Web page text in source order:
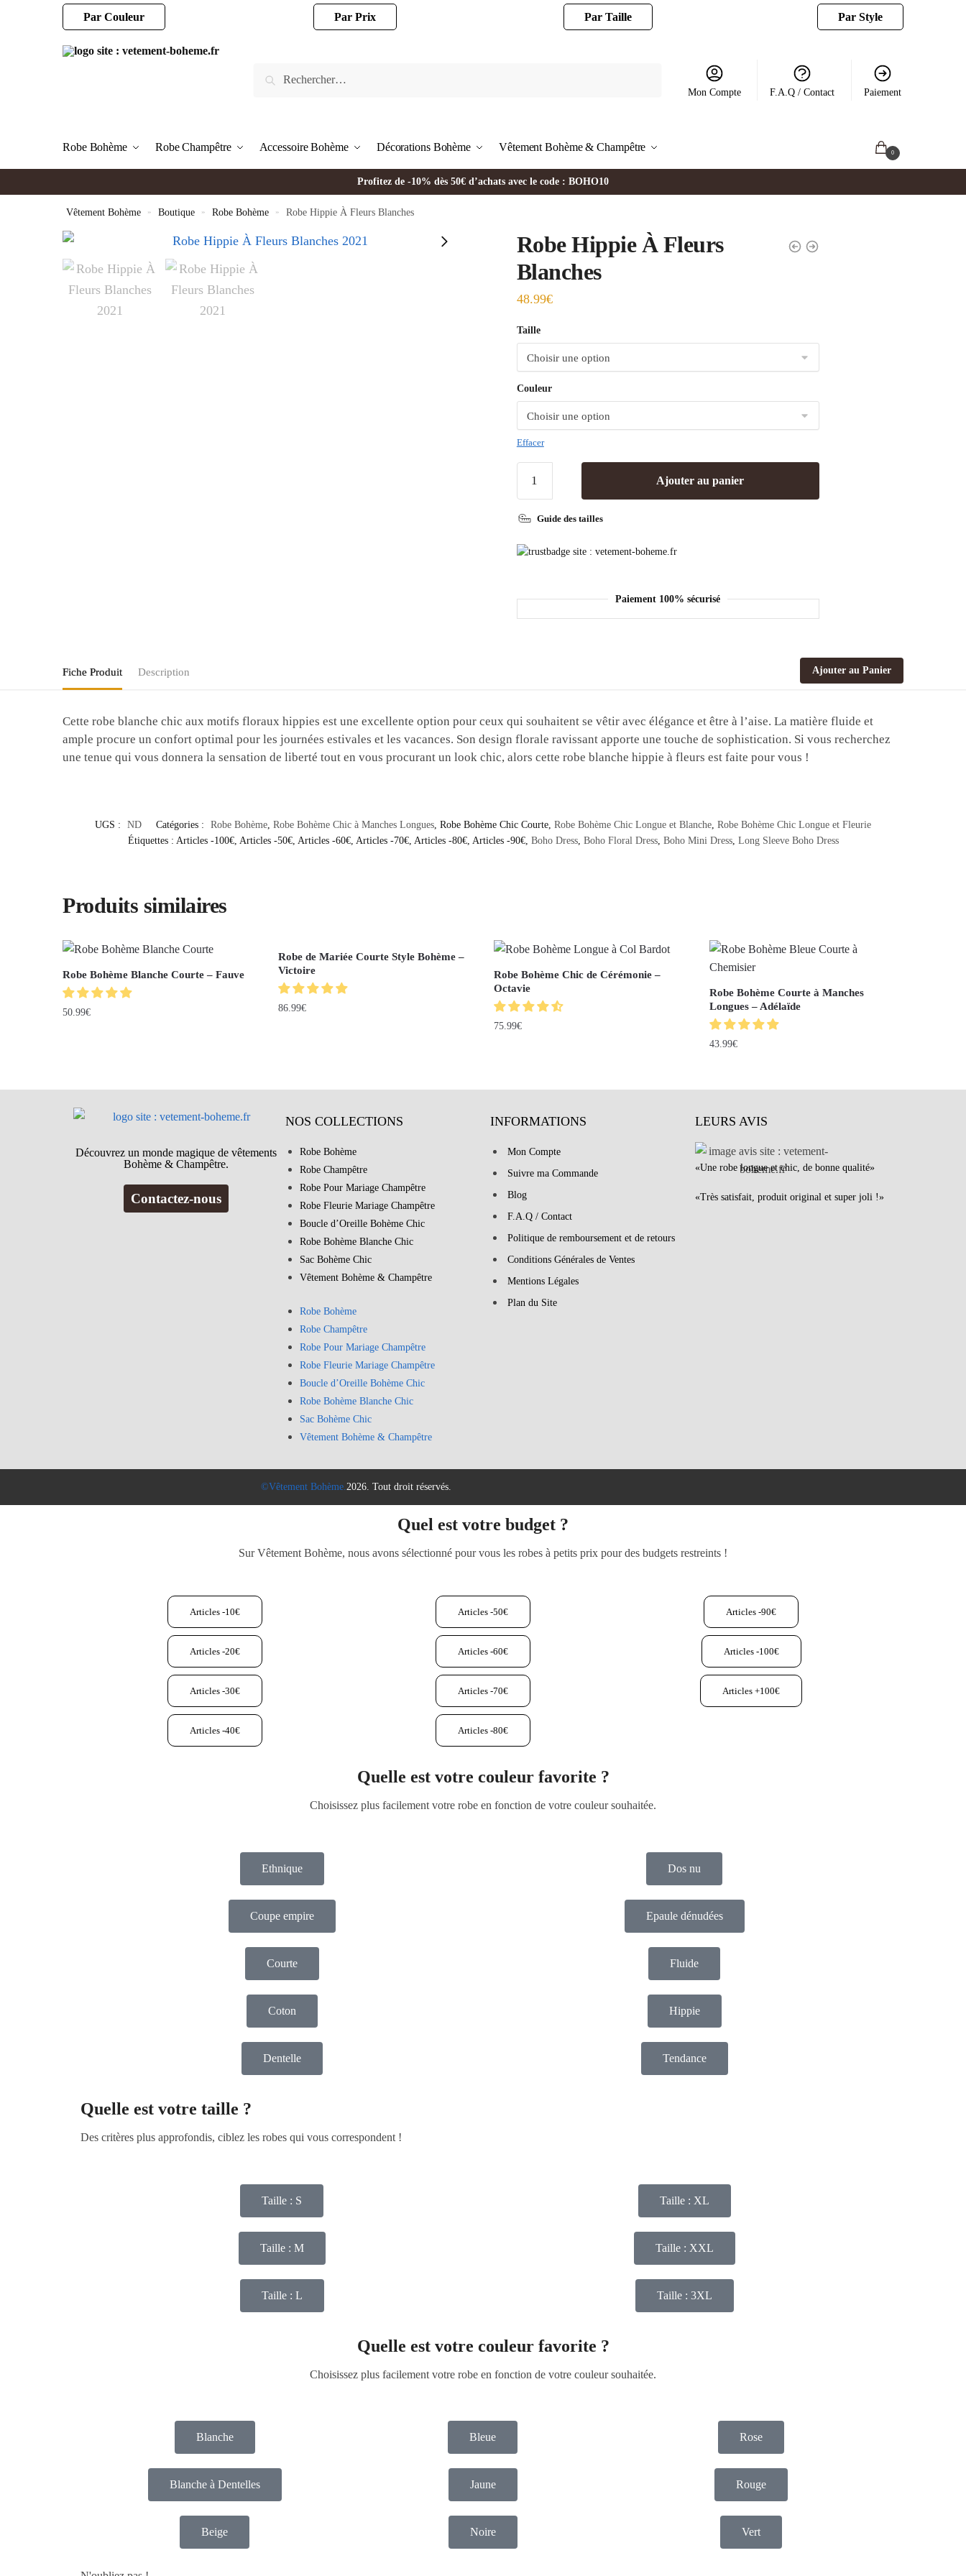
Par Couleur Par Prix Par Taille Par Style
Mon Compte F.A.Q / Contact Paiement
Robe Bohème Robe Champêtre Accessoire Bohème Décorations Bohème Vêtement Bohème & Champêtre 0
Profitez de -10% dès 50€ d’achats avec le code : BOHO10
Vêtement Bohème » Boutique » Robe Bohème » Robe Hippie À Fleurs Blanches
Robe Hippie À Fleurs
Blanches
48.99€
Taille
Couleur
Effacer
Ajouter au panier
Guide des tailles
Paiement 100% sécurisé
Fiche Produit Description Ajouter au Panier
Cette robe blanche chic aux motifs floraux hippies est une excellente option pour ceux qui souhaitent se vêtir avec élégance et être à l’aise. La matière fluide et
ample procure un confort optimal pour les journées estivales et les vacances. Son design florale ravissant apporte une touche de sophistication. Si vous recherchez
une tenue qui vous donnera la sensation de liberté tout en vous procurant un look chic, alors cette robe blanche hippie à fleurs est faite pour vous !
UGS : ND Catégories : Robe Bohème Robe Bohème Chic à Manches Longues Robe Bohème Chic Courte Robe Bohème Chic Longue et Blanche Robe Bohème Chic Longue et Fleurie
Étiquettes : Articles -100€, Articles -50€, Articles -60€, Articles -70€, Articles -80€, Articles -90€, Boho Dress, Boho Floral Dress, Boho Mini Dress, Long Sleeve Boho Dress
Produits similaires
Robe Bohème Blanche Courte – Fauve
50.99€
Robe de Mariée Courte Style Bohème –
Victoire
86.99€
Robe Bohème Chic de Cérémonie –
Octavie
75.99€
Robe Bohème Courte à Manches
Longues – Adélaïde
43.99€
Découvrez un monde magique de vêtements
Bohème & Champêtre.
Contactez-nous
NOS COLLECTIONS
Robe Bohème
Robe Champêtre
Robe Pour Mariage Champêtre
Robe Fleurie Mariage Champêtre
Boucle d’Oreille Bohème Chic
Robe Bohème Blanche Chic
Sac Bohème Chic
Vêtement Bohème & Champêtre
Robe Bohème
Robe Champêtre
Robe Pour Mariage Champêtre
Robe Fleurie Mariage Champêtre
Boucle d’Oreille Bohème Chic
Robe Bohème Blanche Chic
Sac Bohème Chic
Vêtement Bohème & Champêtre
INFORMATIONS
Mon Compte
Suivre ma Commande
Blog
F.A.Q / Contact
Politique de remboursement et de retours
Conditions Générales de Ventes
Mentions Légales
Plan du Site
LEURS AVIS
«Une robe longue et chic, de bonne qualité»
«Très satisfait, produit original et super joli !»
©Vêtement Bohème. 2026. Tout droit réservés.
Quel est votre budget ?
Sur Vêtement Bohème, nous avons sélectionné pour vous les robes à petits prix pour des budgets restreints !
Articles -10€ Articles -50€ Articles -90€
Articles -20€ Articles -60€ Articles -100€
Articles -30€ Articles -70€ Articles +100€
Articles -40€ Articles -80€
Quelle est votre couleur favorite ?
Choisissez plus facilement votre robe en fonction de votre couleur souhaitée.
Ethnique Dos nu
Coupe empire Epaule dénudées
Courte Fluide
Coton Hippie
Dentelle Tendance
Quelle est votre taille ?
Des critères plus approfondis, ciblez les robes qui vous correspondent !
Taille : S
Taille : M
Taille : L
Taille : XL
Taille : XXL
Taille : 3XL
Quelle est votre couleur favorite ?
Choisissez plus facilement votre robe en fonction de votre couleur souhaitée.
Blanche Bleue Rose
Blanche à Dentelles Jaune Rouge
Beige Noire Vert